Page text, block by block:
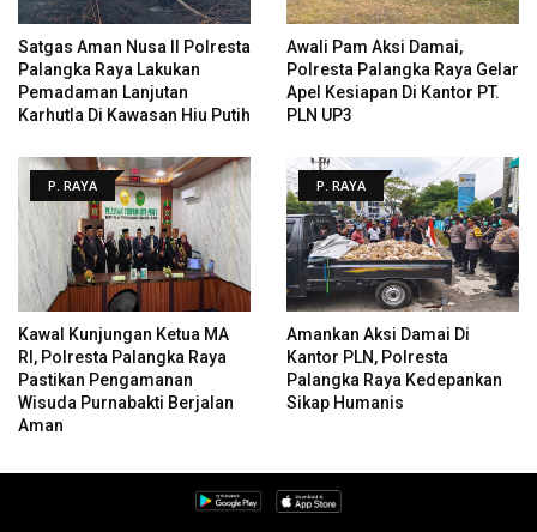
Satgas Aman Nusa II Polresta
Palangka Raya Lakukan
Pemadaman Lanjutan
Karhutla Di Kawasan Hiu Putih
Awali Pam Aksi Damai,
Polresta Palangka Raya Gelar
Apel Kesiapan Di Kantor PT.
PLN UP3
P. RAYA
Kawal Kunjungan Ketua MA
RI, Polresta Palangka Raya
Pastikan Pengamanan
Wisuda Purnabakti Berjalan
Aman
P. RAYA
Amankan Aksi Damai Di
Kantor PLN, Polresta
Palangka Raya Kedepankan
Sikap Humanis